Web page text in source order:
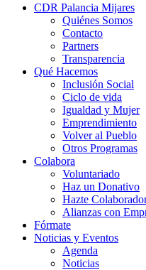
CDR Palancia Mijares
Quiénes Somos
Contacto
Partners
Transparencia
Qué Hacemos
Inclusión Social
Ciclo de vida
Igualdad y Mujer
Emprendimiento
Volver al Pueblo
Otros Programas
Colabora
Voluntariado
Haz un Donativo
Hazte
Alianzas con
Fórmate
Noticias y Eventos
Agenda
Noticias